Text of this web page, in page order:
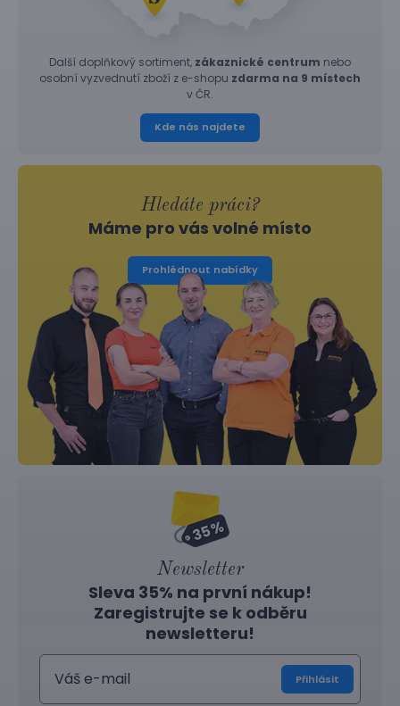
Další doplňkový sortiment, zákaznické centrum nebo
osobní vyzvednutí zboží z e-shopu zdarma na 9 místech
v ČR.
Kde nás najdete
Hledáte práci?
Máme pro vás volné místo
Prohlédnout nabídky
Newsletter
Sleva 35% na první nákup!
Zaregistrujte se k odběru
newsletteru!
Přihlásit